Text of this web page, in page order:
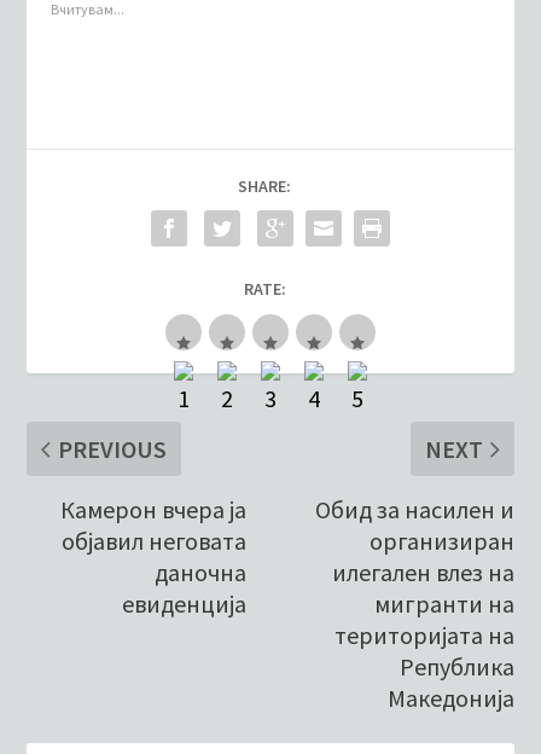
Вчитувам...
SHARE:
RATE:
PREVIOUS
Камерон вчера ја
објавил неговата
даночна
евиденција
NEXT
Oбид за насилен и
организиран
илегален влез на
мигранти на
територијата на
Република
Македонија